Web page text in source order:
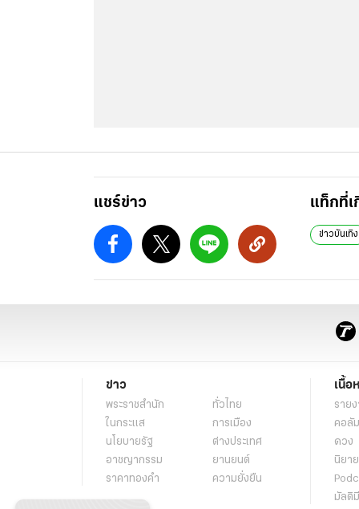
แชร์ข่าว แท็กที่เ
ข่าวบันเทิง
ข่าว
พระราชสำนัก
ทั่วไทย
ในกระแส
การเมือง
นโยบายรัฐ
ต่างประเทศ
อาชญากรรม
ยานยนต์
ราคาทองคำ
ความยั่งยืน
เนื้อ
ราย
คอลั
ดวง
นิยาย
มัลติ